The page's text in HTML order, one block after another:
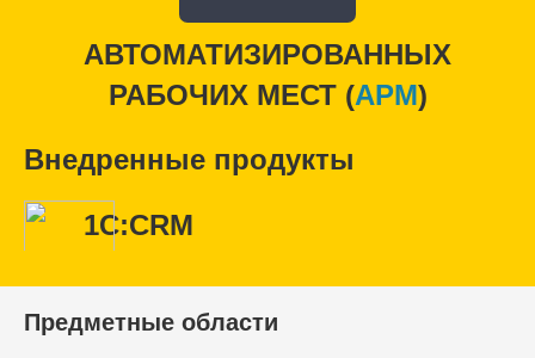
АВТОМАТИЗИРОВАННЫХ
РАБОЧИХ МЕСТ (APM)
Внедренные продукты
1С:CRM
Предметные области